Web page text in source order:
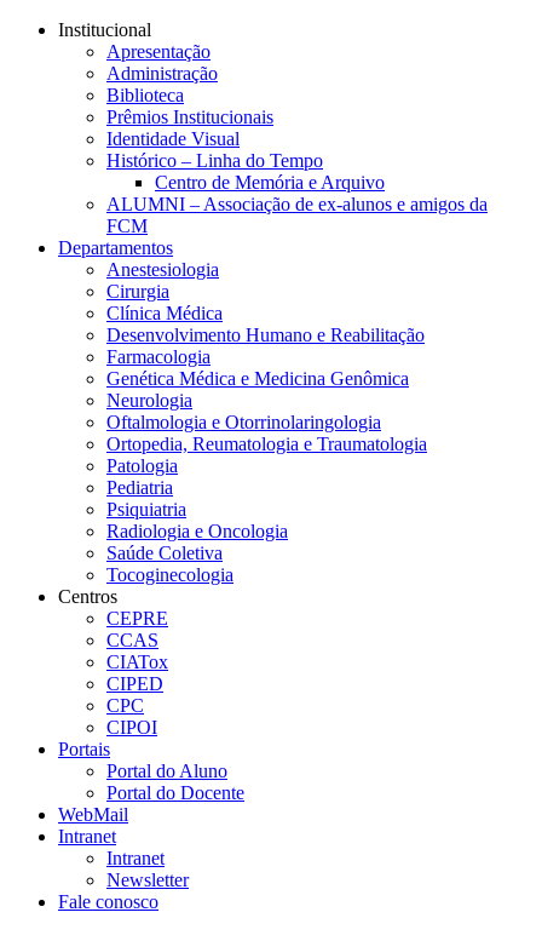
Conteúdo principal
Institucional
Apresentação
Administração
Biblioteca
Prêmios Institucionais
Identidade Visual
Histórico – Linha do Tempo
Centro de Memória e Arquivo
ALUMNI – Associação de ex-alunos e amigos da
FCM
Departamentos
Anestesiologia
Cirurgia
Clínica Médica
Desenvolvimento Humano e Reabilitação
Farmacologia
Genética Médica e Medicina Genômica
Neurologia
Oftalmologia e Otorrinolaringologia
Ortopedia, Reumatologia e Traumatologia
Patologia
Pediatria
Psiquiatria
Radiologia e Oncologia
Saúde Coletiva
Tocoginecologia
Centros
CEPRE
CCAS
CIATox
CIPED
CPC
CIPOI
Portais
Portal do Aluno
Portal do Docente
WebMail
Intranet
Intranet
Newsletter
Fale conosco